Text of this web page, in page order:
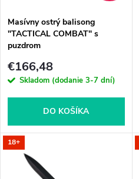
e
p
r
o
d
s
p
r
o
d
Masívny ostrý balisong
"TACTICAL COMBAT" s
puzdrom
€166,48
Skladom (dodanie 3-7 dní)
DO KOŠÍKA
18+